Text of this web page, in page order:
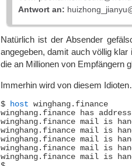
Antwort an:
Natürlich ist der Absender
angegeben, damit auch völlig
die an Millionen von Empfängern
Immerhin wird von diesem
$ host winghang.finance
winghang.finance has
winghang.finance mail is
winghang.finance mail is
winghang.finance mail is
winghang.finance mail is
winghang.finance mail is